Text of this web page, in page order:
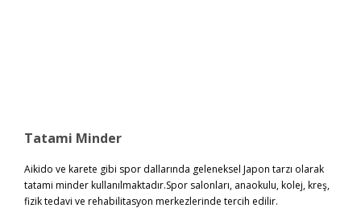
Tatami Minder
Aikido ve karete gibi spor dallarında geleneksel Japon tarzı olarak
tatami minder kullanılmaktadır.Spor salonları, anaokulu, kolej, kreş,
fizik tedavi ve rehabilitasyon merkezlerinde tercih edilir.